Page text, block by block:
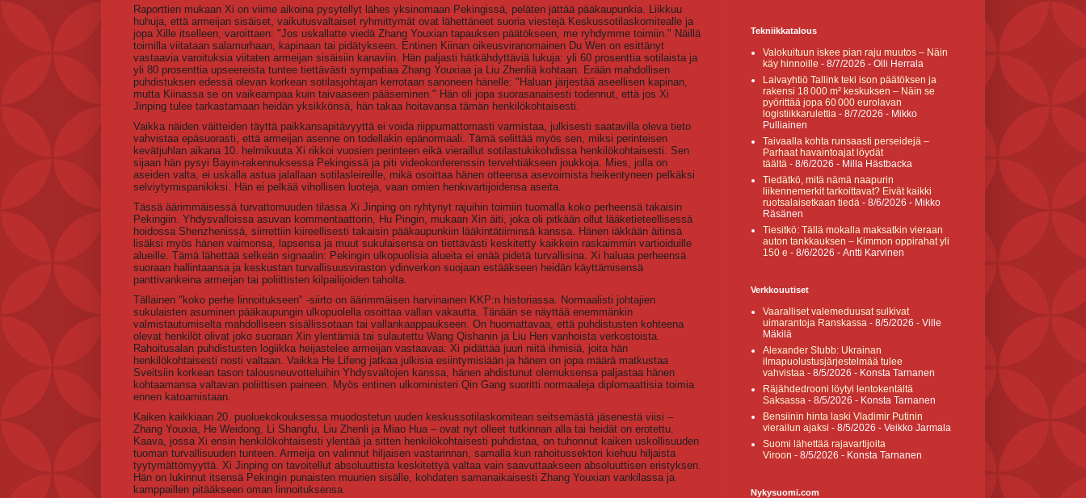
Raporttien mukaan Xi on viime aikoina pysytellyt lähes yksinomaan Pekingissä, peläten jättää pääkaupunkia. Liikkuu
huhuja, että armeijan sisäiset, vaikutusvaltaiset ryhmittymät ovat lähettäneet suoria viestejä Keskussotilaskomitealle ja
jopa Xille itselleen, varoittaen: "Jos uskallatte viedä Zhang Youxian tapauksen päätökseen, me ryhdymme toimiin." Näillä
toimilla viitataan salamurhaan, kapinaan tai pidätykseen. Entinen Kiinan oikeusviranomainen Du Wen on esittänyt
vastaavia varoituksia viitaten armeijan sisäisiin kanaviin. Hän paljasti hätkähdyttäviä lukuja: yli 60 prosenttia sotilaista ja
yli 80 prosenttia upseereista tuntee tiettävästi sympatiaa Zhang Youxiaa ja Liu Zhenliä kohtaan. Erään mahdollisen
puhdistuksen edessä olevan korkean sotilasjohtajan kerrotaan sanoneen hänelle: "Haluan järjestää aseellisen kapinan,
mutta Kiinassa se on vaikeampaa kuin taivaaseen pääseminen." Hän oli jopa suorasanaisesti todennut, että jos Xi
Jinping tulee tarkastamaan heidän yksikkönsä, hän takaa hoitavansa tämän henkilökohtaisesti.
Vaikka näiden väitteiden täyttä paikkansapitävyyttä ei voida riippumattomasti varmistaa, julkisesti saatavilla oleva tieto
vahvistaa epäsuorasti, että armeijan asenne on todellakin epänormaali. Tämä selittää myös sen, miksi perinteisen
kevätjuhlan aikana 10. helmikuuta Xi rikkoi vuosien perinteen eikä vieraillut sotilastukikohdissa henkilökohtaisesti. Sen
sijaan hän pysyi Bayin-rakennuksessa Pekingissä ja piti videokonferenssin tervehtiäkseen joukkoja. Mies, jolla on
aseiden valta, ei uskalla astua jalallaan sotilasleireille, mikä osoittaa hänen otteensa asevoimista heikentyneen pelkäksi
selviytymispanikiksi. Hän ei pelkää vihollisen luoteja, vaan omien henkivartijoidensa aseita.
Tässä äärimmäisessä turvattomuuden tilassa Xi Jinping on ryhtynyt rajuihin toimiin tuomalla koko perheensä takaisin
Pekingiin. Yhdysvalloissa asuvan kommentaattorin, Hu Pingin, mukaan Xin äiti, joka oli pitkään ollut lääketieteellisessä
hoidossa Shenzhenissä, siirrettiin kiireellisesti takaisin pääkaupunkiin lääkintätiiminsä kanssa. Hänen iäkkään äitinsä
lisäksi myös hänen vaimonsa, lapsensa ja muut sukulaisensa on tiettävästi keskitetty kaikkein raskaimmin vartioiduille
alueille. Tämä lähettää selkeän signaalin: Pekingin ulkopuolisia alueita ei enää pidetä turvallisina. Xi haluaa perheensä
suoraan hallintaansa ja keskustan turvallisuusviraston ydinverkon suojaan estääkseen heidän käyttämisensä
panttivankeina armeijan tai poliittisten kilpailijoiden taholta.
Tällainen "koko perhe linnoitukseen" -siirto on äärimmäisen harvinainen KKP:n historiassa. Normaalisti johtajien
sukulaisten asuminen pääkaupungin ulkopuolella osoittaa vallan vakautta. Tänään se näyttää enemmänkin
valmistautumiselta mahdolliseen sisällissotaan tai vallankaappaukseen. On huomattavaa, että puhdistusten kohteena
olevat henkilöt olivat joko suoraan Xin ylentämiä tai sulautettu Wang Qishanin ja Liu Hen vanhoista verkostoista.
Rahoitusalan puhdistusten logiikka heijastelee armeijan vastaavaa: Xi pidättää juuri niitä ihmisiä, joita hän
henkilökohtaisesti nosti valtaan. Vaikka He Lifeng jatkaa julkisia esiintymisiään ja hänen on jopa määrä matkustaa
Sveitsiin korkean tason talousneuvotteluihin Yhdysvaltojen kanssa, hänen ahdistunut olemuksensa paljastaa hänen
kohtaamansa valtavan poliittisen paineen. Myös entinen ulkoministeri Qin Gang suoritti normaaleja diplomaattisia toimia
ennen katoamistaan.
Kaiken kaikkiaan 20. puoluekokouksessa muodostetun uuden keskussotilaskomitean seitsemästä jäsenestä viisi –
Zhang Youxia, He Weidong, Li Shangfu, Liu Zhenli ja Miao Hua – ovat nyt olleet tutkinnan alla tai heidät on erotettu.
Kaava, jossa Xi ensin henkilökohtaisesti ylentää ja sitten henkilökohtaisesti puhdistaa, on tuhonnut kaiken uskollisuuden
tuoman turvallisuuden tunteen. Armeija on valinnut hiljaisen vastarinnan, samalla kun rahoitussektori kiehuu hiljaista
tyytymättömyyttä. Xi Jinping on tavoitellut absoluuttista keskitettyä valtaa vain saavuttaakseen absoluuttisen eristyksen.
Hän on lukinnut itsensä Pekingin punaisten muurien sisälle, kohdaten samanaikaisesti Zhang Youxian vankilassa ja
kamppaillen pitääkseen oman linnoituksensa.
Tekniikkatalous
Valokuituun iskee pian raju muutos – Näin
käy hinnoille - 8/7/2026 - Olli Herrala
Laivayhtiö Tallink teki ison päätöksen ja
rakensi 18 000 m² keskuksen – Näin se
pyörittää jopa 60 000 eurolavan
logistiikkarulettia - 8/7/2026 - Mikko
Pulliainen
Taivaalla kohta runsaasti perseidejä –
Parhaat havaintoajat löydät
täältä - 8/6/2026 - Milla Hästbacka
Tiedätkö, mitä nämä naapurin
liikennemerkit tarkoittavat? Eivät kaikki
ruotsalaisetkaan tiedä - 8/6/2026 - Mikko
Räsänen
Tiesitkö: Tällä mokalla maksatkin vieraan
auton tankkauksen – Kimmon oppirahat yli
150 e - 8/6/2026 - Antti Karvinen
Verkkouutiset
Vaaralliset valemeduusat sulkivat
uimarantoja Ranskassa - 8/5/2026 - Ville
Mäkilä
Alexander Stubb: Ukrainan
ilmapuolustusjärjestelmää tulee
vahvistaa - 8/5/2026 - Konsta Tarnanen
Räjähdedrooni löytyi lentokentältä
Saksassa - 8/5/2026 - Konsta Tarnanen
Bensiinin hinta laski Vladimir Putinin
vierailun ajaksi - 8/5/2026 - Veikko Jarmala
Suomi lähettää rajavartijoita
Viroon - 8/5/2026 - Konsta Tarnanen
Nykysuomi.com